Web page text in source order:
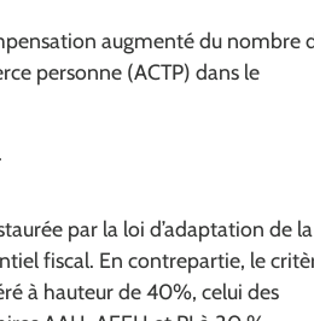
augmenté du nombre
personne (ACTP) dans le
par la loi d’adaptation de
fiscal. En contrepartie, le
à hauteur de 40%, celui des